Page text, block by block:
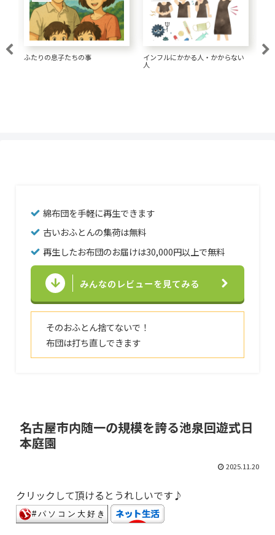
大腸がん 1.5リットルの水が大事
綿布団を手軽に再生できます
古いおふとんの集荷は無料
再生したお布団のお届けは30,000円以上で無料
みんなのレビューを見てみる
そのおふとん捨てないで！
布団は打ち直しできます
名古屋市内随一の規模を誇る池泉回遊式日
本庭園
2025.11.20
クリックして頂けるとうれしいです♪